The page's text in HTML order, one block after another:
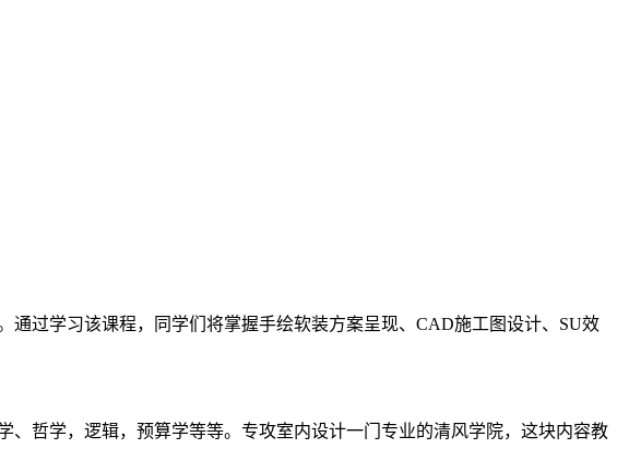
过学习该课程，同学们将掌握手绘软装方案呈现、CAD施工图设计、SU效
哲学，逻辑，预算学等等。专攻室内设计一门专业的清风学院，这块内容教